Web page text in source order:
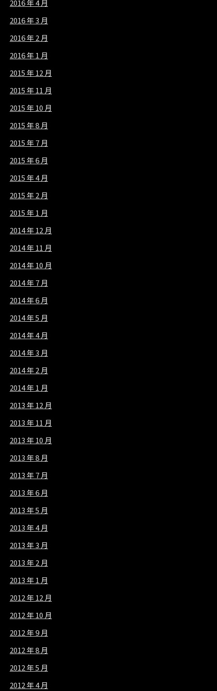
2016 年 4 月
2016 年 3 月
2016 年 2 月
2016 年 1 月
2015 年 12 月
2015 年 11 月
2015 年 10 月
2015 年 8 月
2015 年 7 月
2015 年 6 月
2015 年 4 月
2015 年 2 月
2015 年 1 月
2014 年 12 月
2014 年 11 月
2014 年 10 月
2014 年 7 月
2014 年 6 月
2014 年 5 月
2014 年 4 月
2014 年 3 月
2014 年 2 月
2014 年 1 月
2013 年 12 月
2013 年 11 月
2013 年 10 月
2013 年 8 月
2013 年 7 月
2013 年 6 月
2013 年 5 月
2013 年 4 月
2013 年 3 月
2013 年 2 月
2013 年 1 月
2012 年 12 月
2012 年 10 月
2012 年 9 月
2012 年 8 月
2012 年 5 月
2012 年 4 月